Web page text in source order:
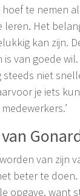
te nemen
leren. Het
kan zijn.
is van goede
steeds niet
je iets
van zijn
beter te doen.
opgave, want